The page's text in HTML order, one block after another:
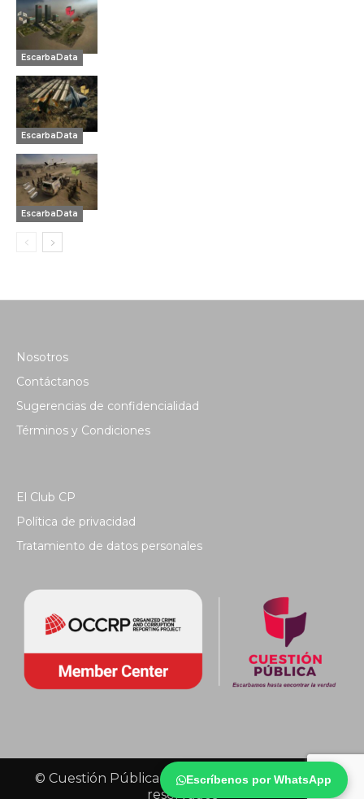
Escríbenos por WhatsApp
EscarbaData
EscarbaData
EscarbaData
Nosotros
Contáctanos
Sugerencias de confidencialidad
Términos y Condiciones
El Club CP
Política de privacidad
Tratamiento de datos personales
© Cuestión Pública 2018 - Todos los derechos
reservados